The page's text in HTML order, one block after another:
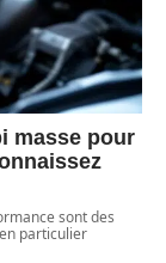
masse pour
sont des
particulier